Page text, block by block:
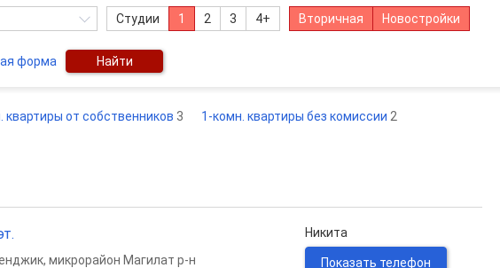
Студии 1 2 3 4+ Вторичная Новостройки
форма Найти
квартиры от собственников 3 1-комн. квартиры без комиссии 2
, микрорайон Магилат р-н
Никита
Показать телефон